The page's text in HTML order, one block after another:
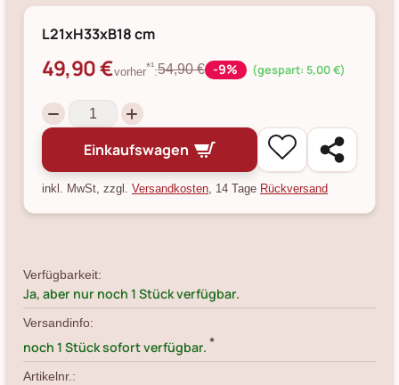
L21xH33xB18 cm
49,90 €vorher*¹:54,90 € -9% (gespart: 5,00 €)
Einkaufswagen
inkl. MwSt, zzgl. Versandkosten, 14 Tage Rückversand
Verfügbarkeit:
Ja, aber nur noch 1 Stück verfügbar.
Versandinfo:
noch 1 Stück sofort verfügbar. *
Artikelnr.: